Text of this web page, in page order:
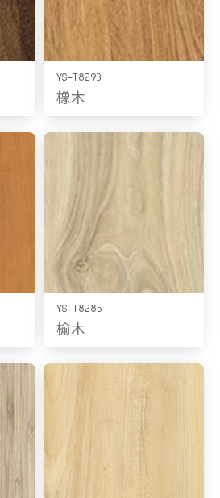
YS-T8293
橡木
YS-T8285
榆木